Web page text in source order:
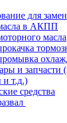
для
в АКПП
масла
и запчасти
и т.д.)
средства